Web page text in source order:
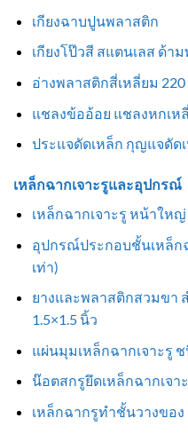
เกียงฉาบปูนพลาสติก
เกียงโป๊วสี สแตนเลส ด้า
อ่างพลาสติกสี่เหลี่ยม 220
แชลงข้ออ้อย แชลงหกเห
ประแจดัดเหล็ก กุญแจดัด
เหล็กฉากเจาะรูและอุปกรณ์
เหล็กฉากเจาะรู หน้าให
อุปกรณ์ประกอบชั้นเหล็ก
เท่า)
ยางและพลาสติกสวมขา
1.5×1.5 นิ้ว
แผ่นมุมเหล็กฉากเจาะรู
น๊อตสกรูยึดเหล็กฉากเจ
เหล็กฉากรูทำชั้นวางของ